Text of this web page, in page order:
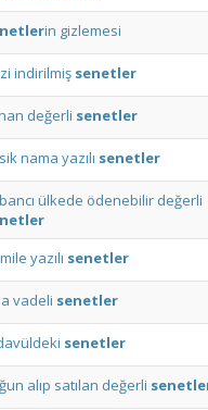
in gizlemesi
indirilmiş senetler
değerli senetler
nama yazılı senetler
ülkede ödenebilir değerli
yazılı senetler
vadeli senetler
senetler
alıp satılan değerli